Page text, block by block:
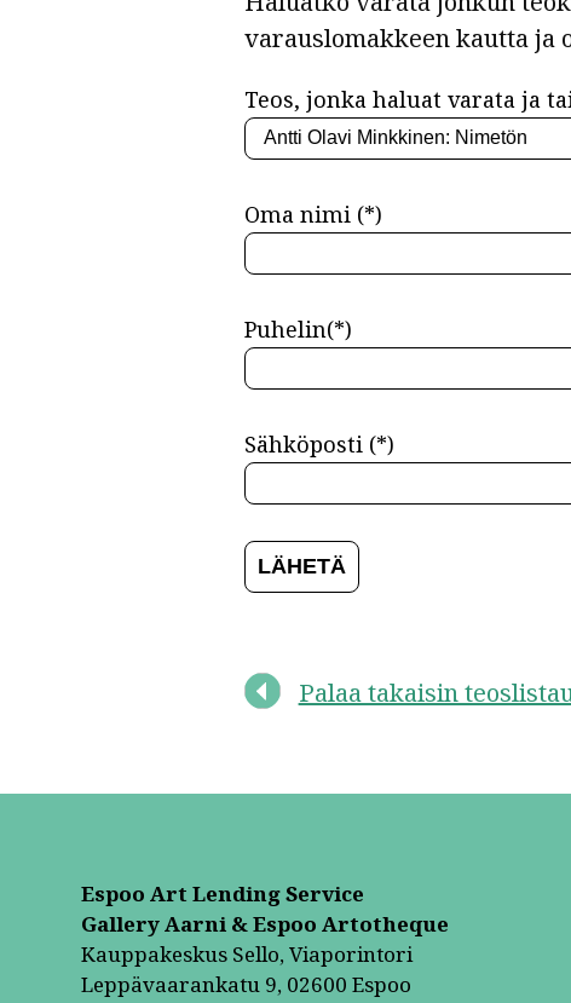
varauslomakkeen kautta ja
Teos, jonka haluat varata ja
Oma nimi (*)
Puhelin(*)
Sähköposti (*)
Palaa takaisin
Espoo Art Lending Service
Gallery Aarni & Espoo Artotheque
Kauppakeskus Sello, Viaporintori
Leppävaarankatu 9, 02600 Espoo